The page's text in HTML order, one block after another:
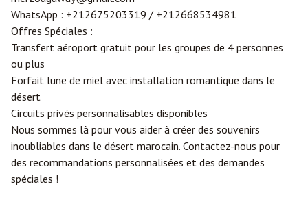
WhatsApp : +212675203319 / +212668534981
Offres Spéciales :
Transfert aéroport gratuit pour les groupes de 4 personnes
ou plus
Forfait lune de miel avec installation romantique dans le
désert
Circuits privés personnalisables disponibles
Nous sommes là pour vous aider à créer des souvenirs
inoubliables dans le désert marocain. Contactez-nous pour
des recommandations personnalisées et des demandes
spéciales !